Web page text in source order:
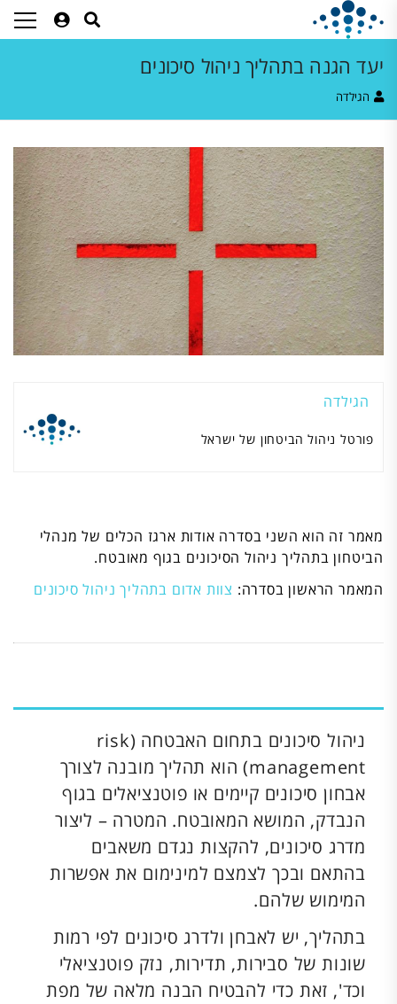
יעד הגנה בתהליך ניהול סיכונים
הגילדה
הגילדה
פורטל ניהול הביטחון של ישראל
מאמר זה הוא השני בסדרה אודות ארגז הכלים של מנהלי
הביטחון בתהליך ניהול הסיכונים בגוף מאובטח.
המאמר הראשון בסדרה: צוות אדום בתהליך ניהול סיכונים
ניהול סיכונים בתחום האבטחה (risk
management) הוא תהליך מובנה לצורך
אבחון סיכונים קיימים או פוטנציאלים בגוף
הנבדק, המושא המאובטח. המטרה – ליצור
מדרג סיכונים, להקצות נגדם משאבים
בהתאם ובכך לצמצם למינימום את אפשרות
המימוש שלהם.
בתהליך, יש לאבחן ולדרג סיכונים לפי רמות
שונות של סבירות, תדירות, נזק פוטנציאלי
וכד', זאת כדי להבטיח הבנה מלאה של מפת